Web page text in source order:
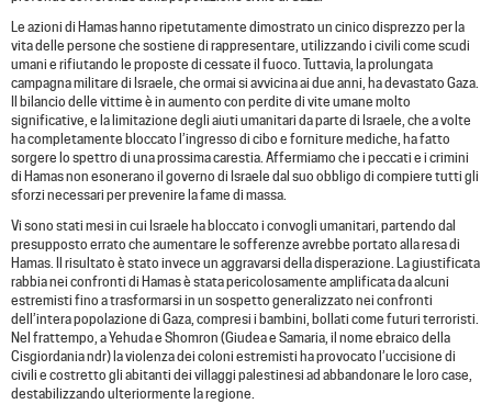
Le azioni di Hamas hanno ripetutamente dimostrato un cinico disprezzo per la
vita delle persone che sostiene di rappresentare, utilizzando i civili come scudi
umani e rifiutando le proposte di cessate il fuoco. Tuttavia, la prolungata
campagna militare di Israele, che ormai si avvicina ai due anni, ha devastato Gaza.
Il bilancio delle vittime è in aumento con perdite di vite umane molto
significative, e la limitazione degli aiuti umanitari da parte di Israele, che a volte
ha completamente bloccato l’ingresso di cibo e forniture mediche, ha fatto
sorgere lo spettro di una prossima carestia. Affermiamo che i peccati e i crimini
di Hamas non esonerano il governo di Israele dal suo obbligo di compiere tutti gli
sforzi necessari per prevenire la fame di massa.
Vi sono stati mesi in cui Israele ha bloccato i convogli umanitari, partendo dal
presupposto errato che aumentare le sofferenze avrebbe portato alla resa di
Hamas. Il risultato è stato invece un aggravarsi della disperazione. La giustificata
rabbia nei confronti di Hamas è stata pericolosamente amplificata da alcuni
estremisti fino a trasformarsi in un sospetto generalizzato nei confronti
dell’intera popolazione di Gaza, compresi i bambini, bollati come futuri terroristi.
Nel frattempo, a Yehuda e Shomron (Giudea e Samaria, il nome ebraico della
Cisgiordania ndr) la violenza dei coloni estremisti ha provocato l’uccisione di
civili e costretto gli abitanti dei villaggi palestinesi ad abbandonare le loro case,
destabilizzando ulteriormente la regione.